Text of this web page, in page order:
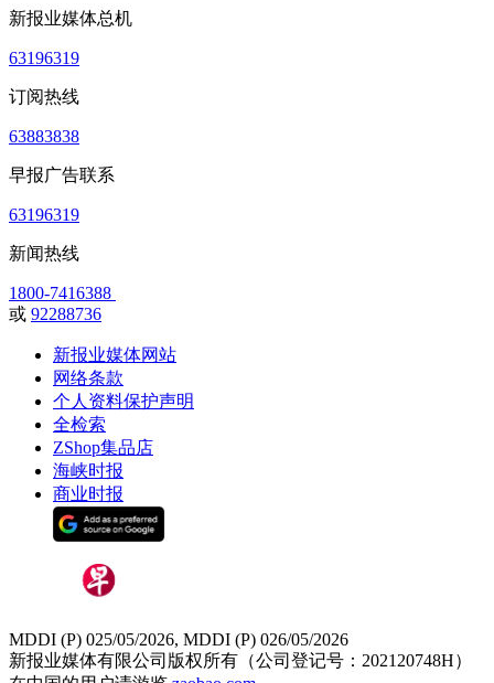
新报业媒体总机
63196319
订阅热线
63883838
早报广告联系
63196319
新闻热线
1800-7416388
或 92288736
新报业媒体网站
网络条款
个人资料保护声明
全检索
ZShop集品店
海峡时报
商业时报
MDDI (P) 025/05/2026, MDDI (P) 026/05/2026
新报业媒体有限公司版权所有（公司登记号：202120748H）